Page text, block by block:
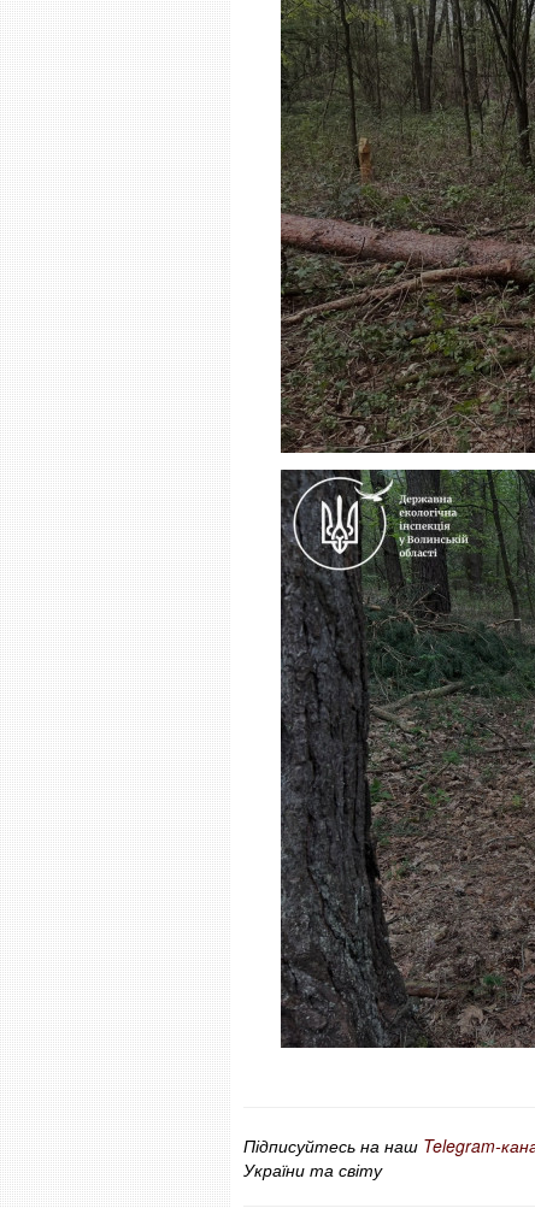
Підписуйтесь на наш Telegram-
України та світу